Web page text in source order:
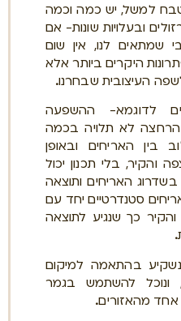
למשל, יש כמה וכמה
ובעלויות שונות- אם
שמתאים לנו, אין שום
היקרים ביותר אלא
העיצובית שבחרנו.
לדוגמא- ההשפעה
לא תלויה בכמה
בין האריחים ובאופן
והקיר, בלי תכנון יכול
האריחים ותוצאה
סטנדרטיים יחד עם
כך שנגיע לתוצאה
.
נשקיע בהתאמה למיקום
ונוכל להשתמש בגמר
אחד מהאזורים.